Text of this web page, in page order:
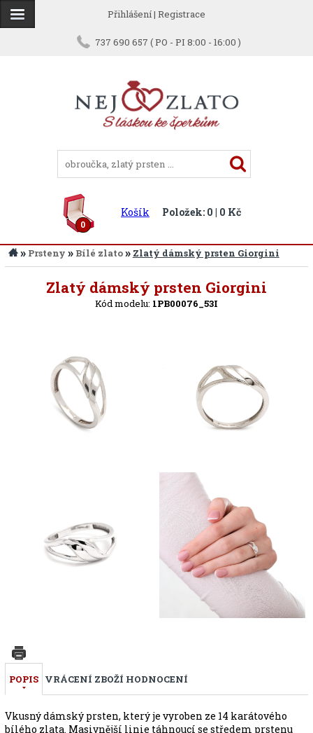
Přihlášení| Registrace
737 690 657 ( PO - PI 8:00 - 16:00 )
0
Košík Položek: 0 | 0 Kč
» Prsteny » Bílé zlato» Zlatý dámský prsten Giorgini
Zlatý dámský prsten Giorgini
Kód modelu: 1PB00076_53I
POPIS VRÁCENÍ ZBOŽÍ HODNOCENÍ
Vkusný dámský prsten, který je vyroben ze 14 karátového
bílého zlata. Masivnější linie táhnoucí se středem prstenu